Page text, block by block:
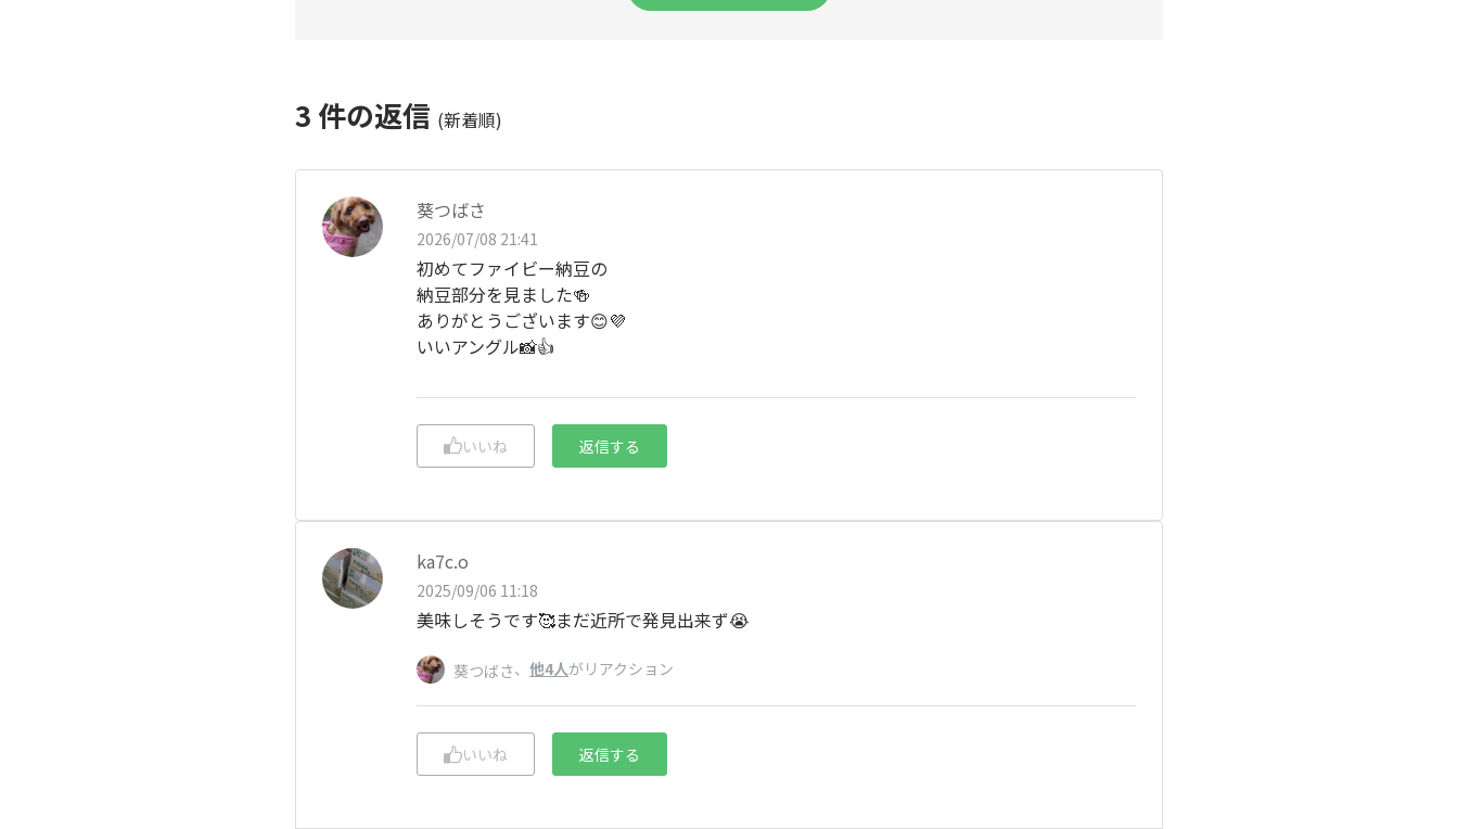
3 件の返信 (新着順)
葵つばさ
2026/07/08 21:41
初めてファイビー納豆の
納豆部分を見ました🍻
ありがとうございます😊💜
いいアングル📸👍
いいね 返信する
ka7c.o
2025/09/06 11:18
美味しそうです🥰まだ近所で発見出来ず😭
葵つばさ、 他4人がリアクション
いいね 返信する